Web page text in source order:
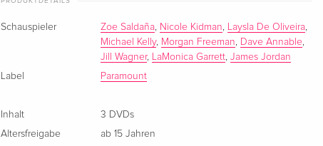
4 DVDs
CHF 32.50
Schauspieler Zoe Saldaña, Nicole Kidman, Laysla De Oliveira,
Michael Kelly, Morgan Freeman, Dave Annable,
Jill Wagner, LaMonica Garrett,James Jordan
Label
Paramount
Inhalt
3 DVDs
Altersfreigabe
ab 15 Jahren